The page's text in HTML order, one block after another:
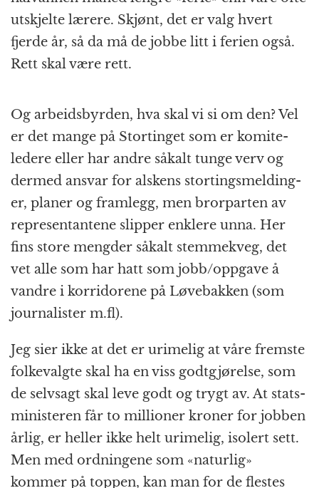
utskjelte lærere. Skjønt, det er valg hvert
fjerde år, så da må de jobbe litt i ferien også.
Rett skal være rett.
Og arbeidsbyrden, hva skal vi si om den? Vel
er det mange på Stortinget som er komite­
ledere eller har andre såkalt tunge verv og
dermed ansvar for alskens stortings­melding­
er, planer og framlegg, men brorparten av
representantene slipper enklere unna. Her
fins store mengder såkalt stemmekveg, det
vet alle som har hatt som jobb/oppgave å
vandre i korridorene på Løvebakken (som
journalister m.fl).
Jeg sier ikke at det er urimelig at våre fremste
folkevalgte skal ha en viss godt­gjørelse, som
de selvsagt skal leve godt og trygt av. At stats­
ministeren får to millioner kroner for jobben
årlig, er heller ikke helt urimelig, isolert sett.
Men med ordningene som «naturlig»
kommer på toppen, kan man for de flestes